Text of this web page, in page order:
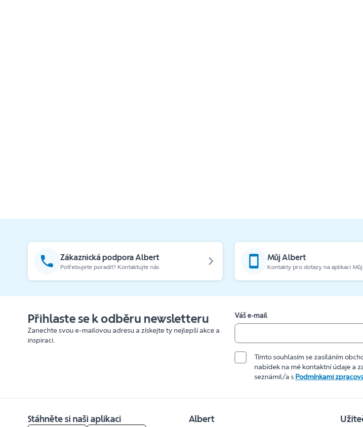
Zákaznická podpora Albert
Potřebujete poradit? Kontaktujte nás.
Můj Albert
Kontakty pro dotazy na aplikaci
Přihlaste se k odběru newsletteru
Zanechte svou e-mailovou adresu a získejte ty nejlepší akce a
inspiraci.
Váš e-mail
Tímto souhlasím se zasíláním
nabídek na mé kontaktní údaje a
seznámil/a s Podmínkami
Stáhněte si naši aplikaci Albert